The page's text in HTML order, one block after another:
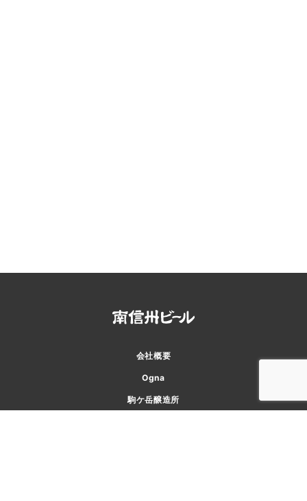
会社概要
Ogna
駒ケ岳醸造所